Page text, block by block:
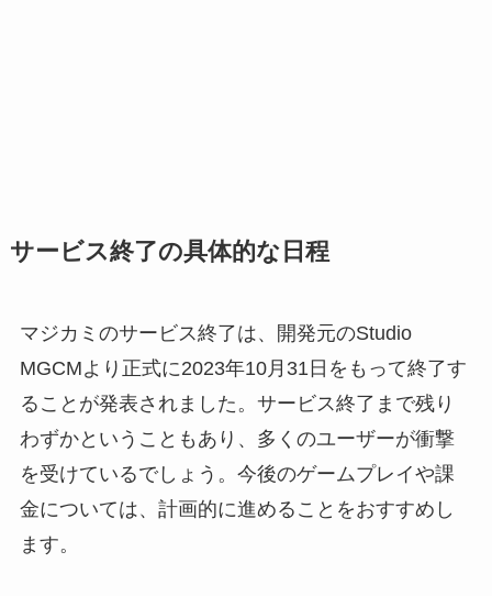
サービス終了の具体的な日程
マジカミのサービス終了は、開発元のStudio
MGCMより正式に2023年10月31日をもって終了す
ることが発表されました。サービス終了まで残り
わずかということもあり、多くのユーザーが衝撃
を受けているでしょう。今後のゲームプレイや課
金については、計画的に進めることをおすすめし
ます。